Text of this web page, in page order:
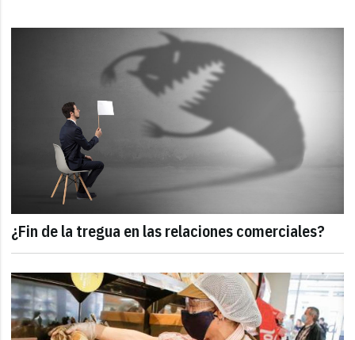
¿Fin de la tregua en las relaciones comerciales?